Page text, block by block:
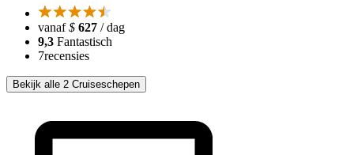
vanaf$ 627 / dag
9,3 Fantastisch
7recensies
Bekijk alle 2 Cruiseschepen